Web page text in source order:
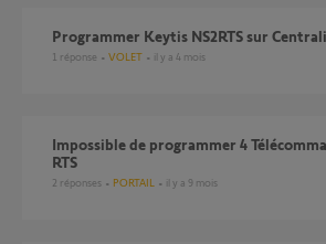
programmer Keytis NS2RTS sur
1 réponse VOLET il y a 4 mois
Impossible de programmer 4 Télécommandes Keytis NS 2
RTS
2 réponses PORTAIL il y a 9 mois